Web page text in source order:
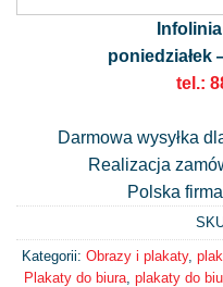
poniedziałek
tel.:
Darmowa wysyłka
Realizacja
Polska
Kategorii: Obrazy i plakaty,
Plakaty do biura, plakaty do